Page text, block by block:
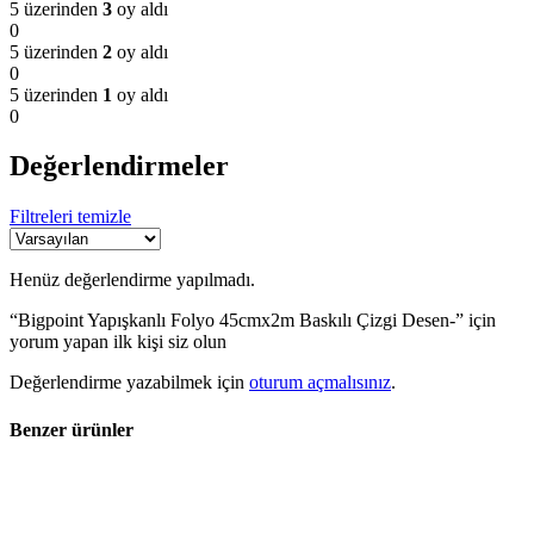
5 üzerinden 3 oy aldı
0
5 üzerinden 2 oy aldı
0
5 üzerinden 1 oy aldı
0
Değerlendirmeler
Filtreleri temizle
Henüz değerlendirme yapılmadı.
“Bigpoint Yapışkanlı Folyo 45cmx2m Baskılı Çizgi Desen-” için
yorum yapan ilk kişi siz olun
Değerlendirme yazabilmek için oturum açmalısınız.
Benzer ürünler